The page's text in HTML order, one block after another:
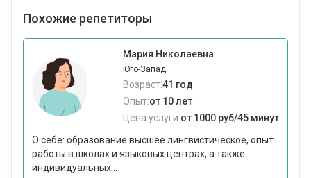
Похожие репетиторы
Мария Николаевна
Юго-Запад
Возраст:41 год
Опыт:от 10 лет
Цена услуги:от 1000 руб/45 минут
О себе: образование высшее лингвистическое, опыт
работы в школах и языковых центрах, а также
индивидуальных...